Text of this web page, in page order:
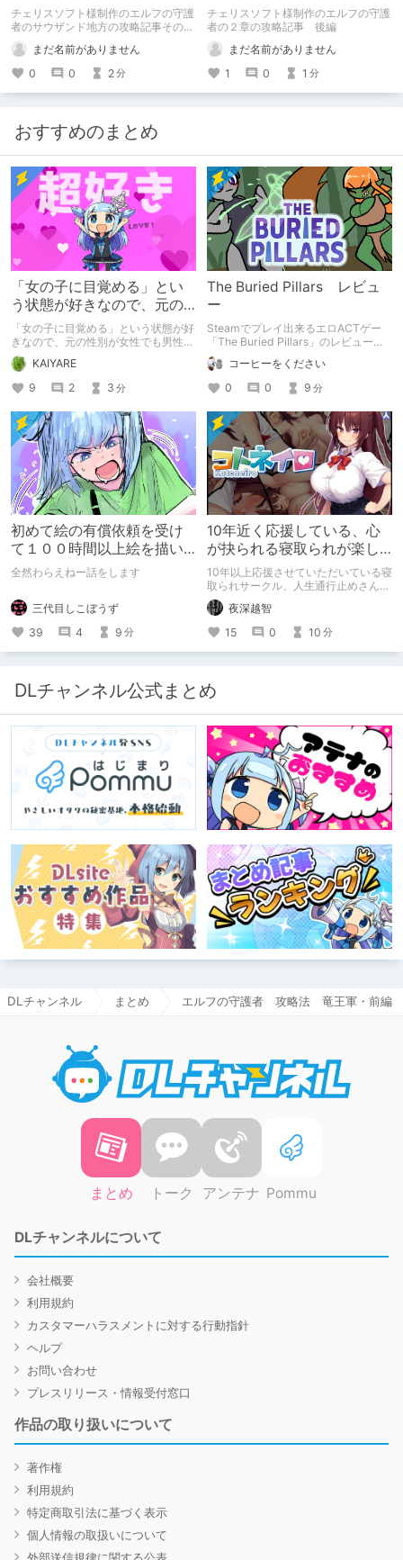
チェリスソフト様制作のエルフの守護
者のサウザンド地方の攻略記事その３
です。
まだ名前がありません
0
0 2分
チェリスソフト様制作のエルフの守護
者の２章の攻略記事 後編
まだ名前がありません
1
0 1 分
おすすめのまとめ
「女の子に目覚める」とい
う状態が好きなので、元の
性別が女性でも男性でも問
題ない話
「女の子に目覚める」という状態が好
きなので、元の性別が女性でも男性で
も問題ない話
KAIYARE
9
2 3 分
The Buried Pillars レビュ
ー
Steamでプレイ出来るエロACTゲー
「The Buried Pillars」のレビューで
す。
コーヒーをください
0
0 9 分
初めて絵の有償依頼を受け
て１００時間以上絵を描い
た話
全然わらえねー話をします
三代目しこぼうず
39
4 9 分
10年近く応援している、心
が抉られる寝取られが楽し
めるサークル
10年以上応援させていただいている寝
取られサークル、人生通行止めさんの
新作がとても良かったので、新作を中
心に、このサークルのゲームを紹介し
たくて、記事を書かせていただく。
キミノオモイからずっと好きな熱心な
ファンとしての記事にどうか、お付き
微修正）
夜深越智
15
0 10 分
DLチャンネル公式まとめ
DLチャンネル まとめ エルフの守護者 攻略法 竜王軍・前編
まとめ トーク アンテナ Pommu
DLチャンネルについて
会社概要
利用規約
カスタマーハラスメントに対する行動指針
ヘルプ
お問い合わせ
プレスリリース・情報受付窓口
作品の取り扱いについて
著作権
利用規約
特定商取引法に基づく表示
個人情報の取扱いについて